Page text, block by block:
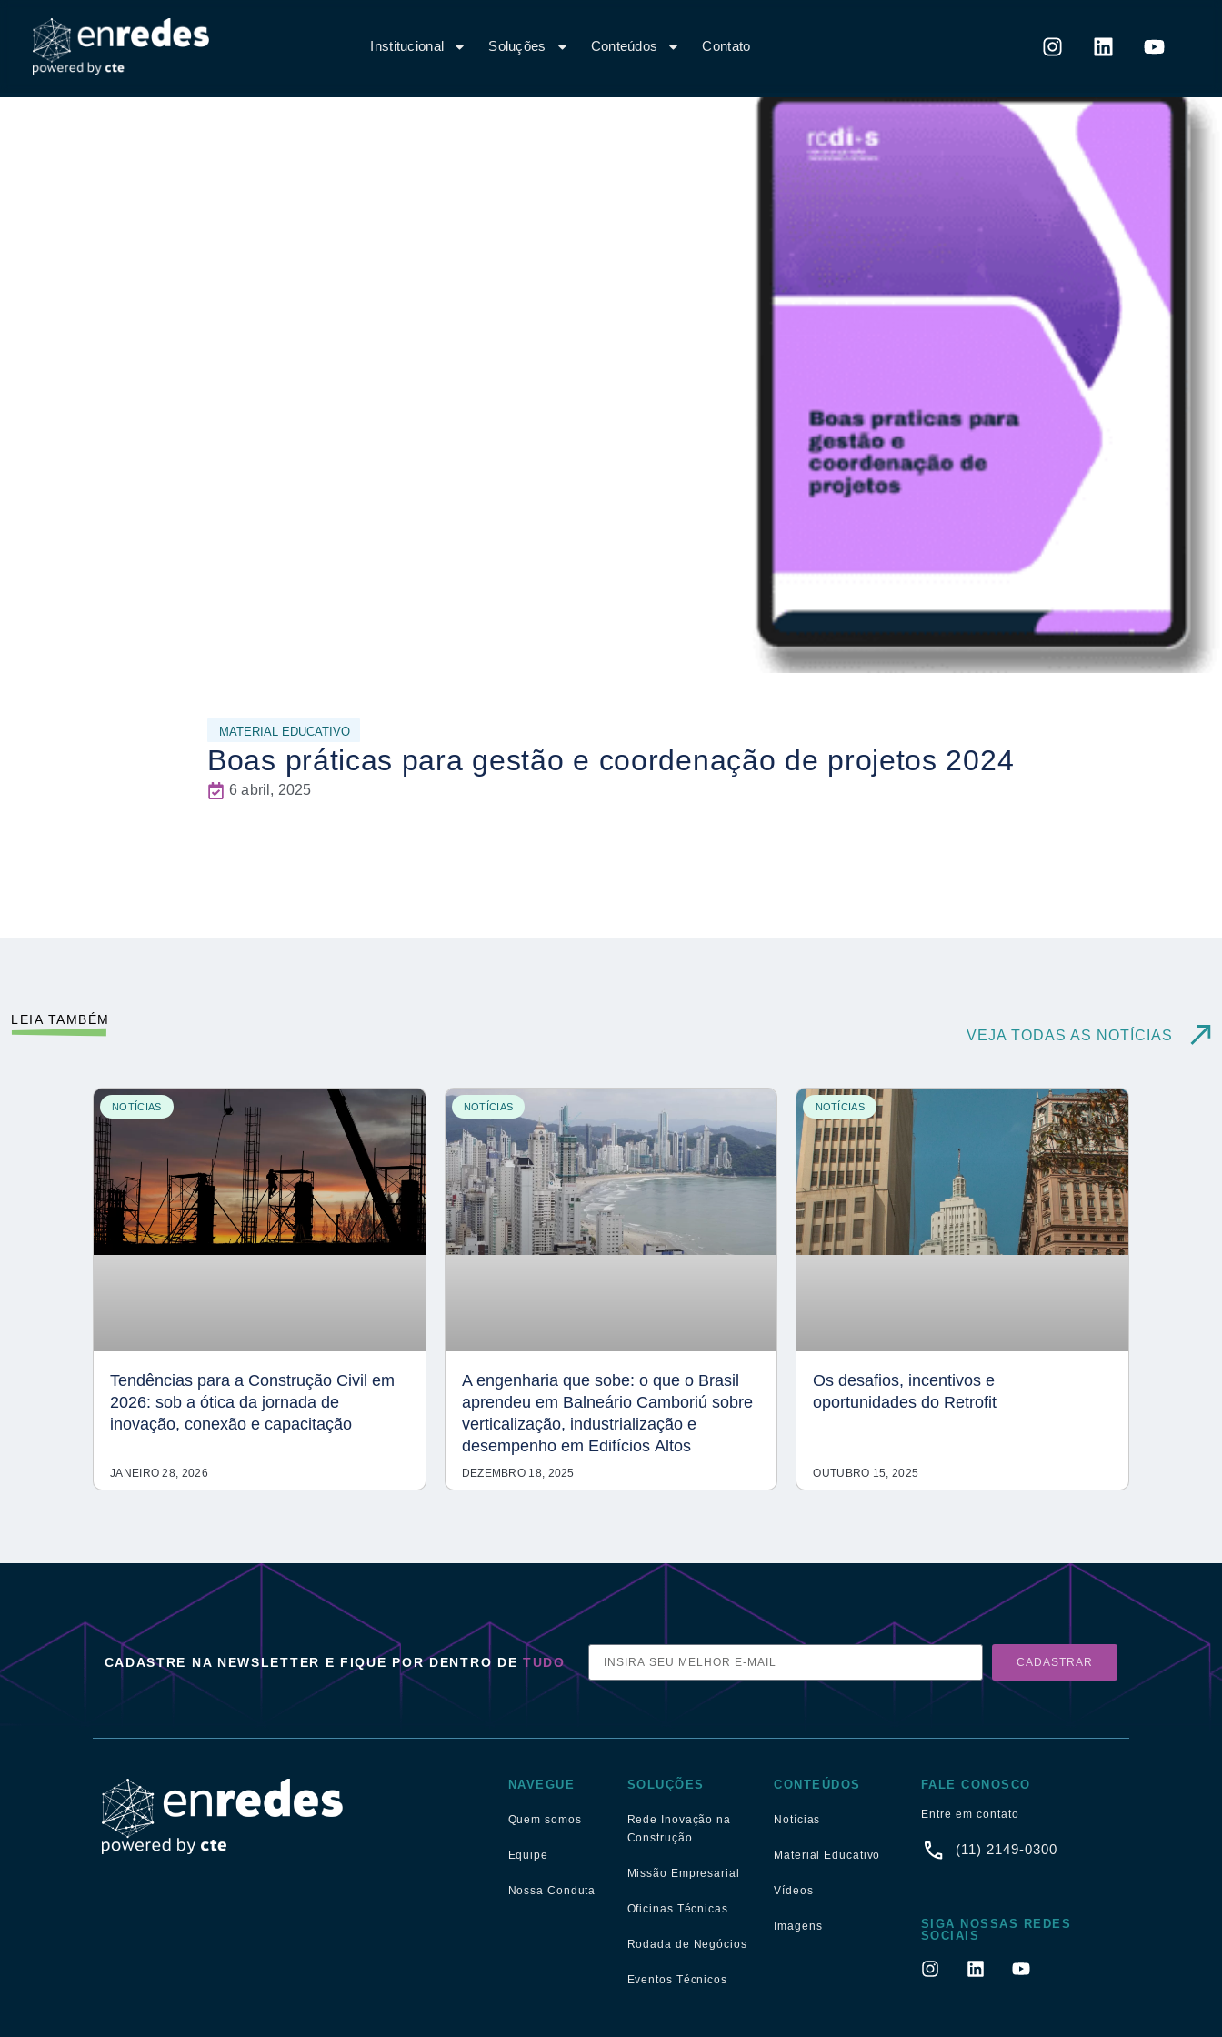
Institucional Soluções Conteúdos Contato
MATERIAL EDUCATIVO
Boas práticas para gestão e coordenação de projetos 2024
6 abril, 2025
LEIA TAMBÉM
VEJA TODAS AS NOTÍCIAS
NOTÍCIAS
Tendências para a Construção Civil em
2026: sob a ótica da jornada de
inovação, conexão e capacitação
JANEIRO 28, 2026
NOTÍCIAS
A engenharia que sobe: o que o Brasil
aprendeu em Balneário Camboriú sobre
verticalização, industrialização e
desempenho em Edifícios Altos
DEZEMBRO 18, 2025
NOTÍCIAS
Os desafios, incentivos e
oportunidades do Retrofit
OUTUBRO 15, 2025
CADASTRE NA NEWSLETTER E FIQUE POR DENTRO DETUDO CADASTRAR
NAVEGUE
Quem somos
Equipe
Nossa Conduta
SOLUÇÕES
Rede Inovação na
Construção
Missão Empresarial
Oficinas Técnicas
Rodada de Negócios
Eventos Técnicos
CONTEÚDOS
Notícias
Material Educativo
Vídeos
Imagens
FALE CONOSCO
Entre em contato
(11) 2149-0300
SIGA NOSSAS REDES
SOCIAIS